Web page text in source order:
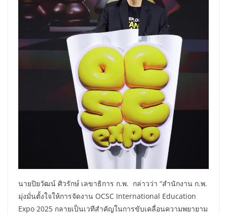
นายปิยวัฒน์ ศิวรักษ์ เลขาธิการ ก.พ. กล่าวว่า “สำนักงาน ก.พ.
มุ่งมั่นตั้งใจให้การจัดงาน OCSC International Education
Expo 2025 กลายเป็นเวทีสำคัญในการขับเคลื่อนความพยายาม